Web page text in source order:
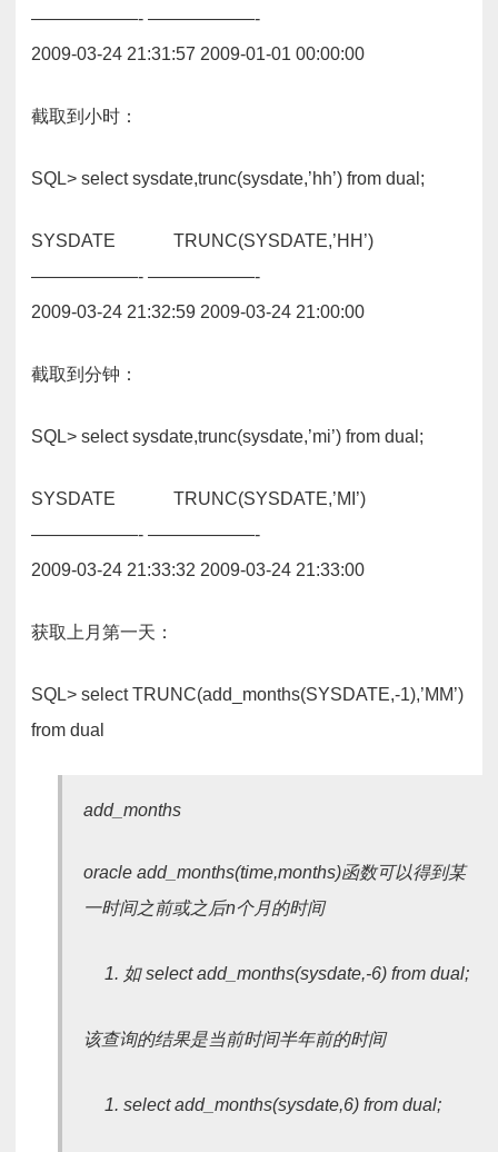
——————- ——————-
2009-03-24 21:31:57 2009-01-01 00:00:00
截取到小时：
SQL> select sysdate,trunc(sysdate,’hh’) from dual;
SYSDATE TRUNC(SYSDATE,’HH’)
——————- ——————-
2009-03-24 21:32:59 2009-03-24 21:00:00
截取到分钟：
SQL> select sysdate,trunc(sysdate,’mi’) from dual;
SYSDATE TRUNC(SYSDATE,’MI’)
——————- ——————-
2009-03-24 21:33:32 2009-03-24 21:33:00
获取上月第一天：
SQL> select TRUNC(add_months(SYSDATE,-1),’MM’)
from dual
add_months
oracle add_months(time,months)函数可以得到某
一时间之前或之后n个月的时间
如 select add_months(sysdate,-6) from dual;
该查询的结果是当前时间半年前的时间
select add_months(sysdate,6) from dual;